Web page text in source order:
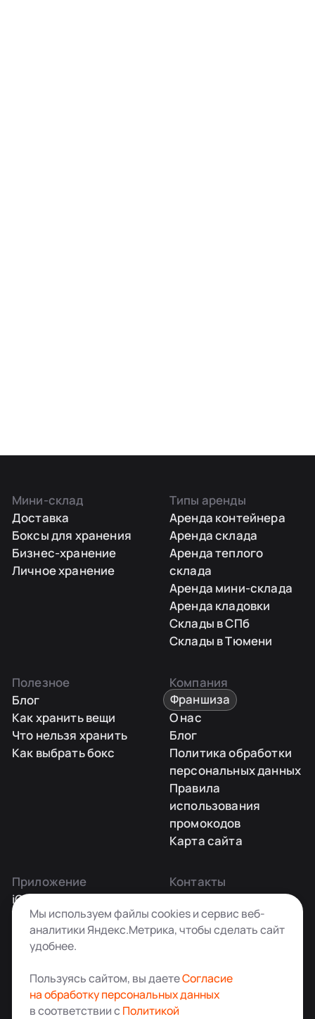
Мини-склад
Доставка
Боксы для хранения
Бизнес-хранение
Личное хранение
Типы аренды
Аренда контейнера
Аренда склада
Аренда теплого
склада
Аренда мини-склада
Аренда кладовки
Склады в СПб
Склады в Тюмени
Полезное
Блог
Как хранить вещи
Что нельзя хранить
Как выбрать бокс
Компания
Франшиза
О нас
Блог
Политика обработки
персональных данных
Правила
использования
промокодов
Карта сайта
Приложение
iOS
Android
Контакты
Заказать звонок
+7 495 181-55-45
info@kladovkin.ru
Мы используем файлы cookies и сервис веб-
аналитики Яндекс.Метрика, чтобы сделать сайт
удобнее.
Пользуясь сайтом, вы даетеСогласие
на обработку персональных данных
в соответствии с Политикой